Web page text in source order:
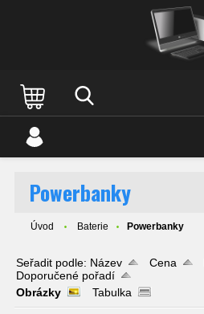
Powerbanky
Úvod Baterie Powerbanky
Seřadit podle: Název Cena
Doporučené pořadí
Obrázky
Tabulka